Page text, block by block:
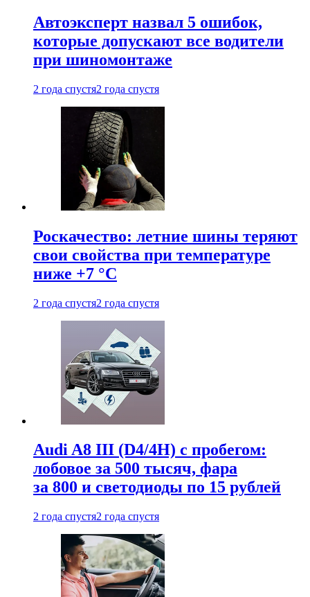
Автоэксперт назвал 5 ошибок,
которые допускают все водители
при шиномонтаже
2 года спустя2 года спустя
Роскачество: летние шины теряют
свои свойства при температуре
ниже +7 °C
2 года спустя2 года спустя
Audi A8 III (D4/4H) c пробегом:
лобовое за 500 тысяч, фара
за 800 и светодиоды по 15 рублей
2 года спустя2 года спустя